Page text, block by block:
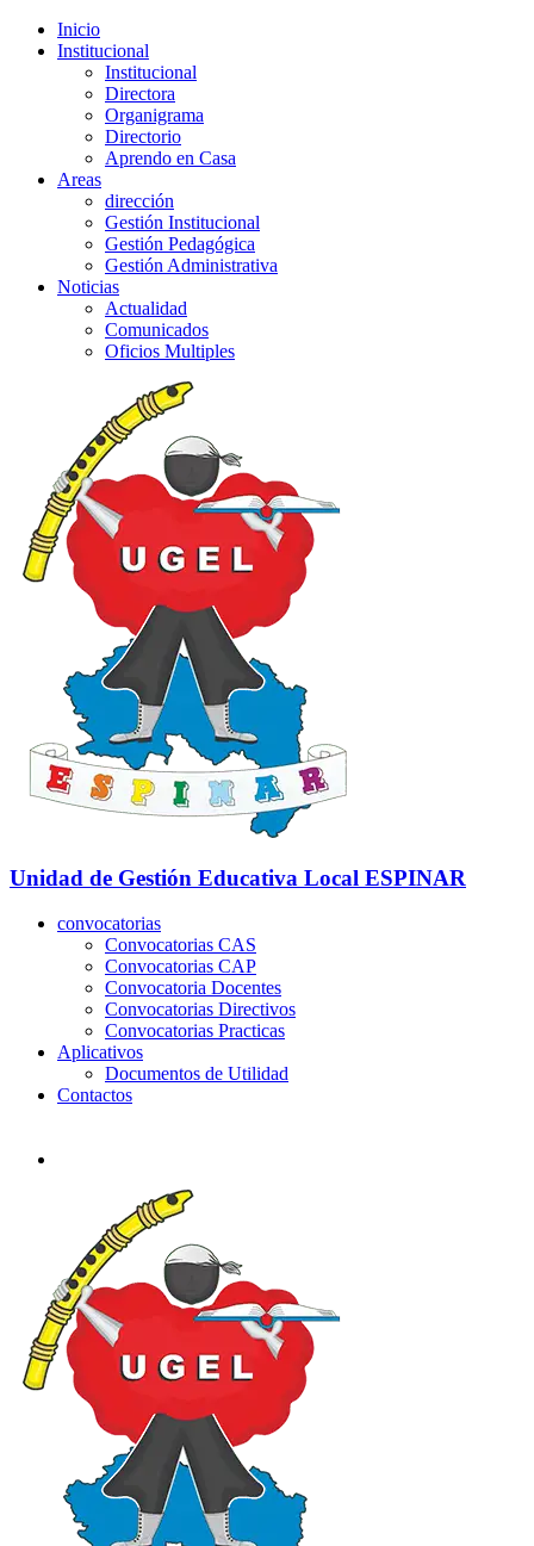
Inicio
Institucional
Institucional
Directora
Organigrama
Directorio
Aprendo en Casa
Areas
dirección
Gestión Institucional
Gestión Pedagógica
Gestión Administrativa
Noticias
Actualidad
Comunicados
Oficios Multiples
Unidad de Gestión Educativa Local ESPINAR
convocatorias
Convocatorias CAS
Convocatorias CAP
Convocatoria Docentes
Convocatorias Directivos
Convocatorias Practicas
Aplicativos
Documentos de Utilidad
Contactos